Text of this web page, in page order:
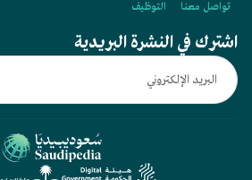
تواصل معنا
التوظيف
اشترك في النشرة البريدية